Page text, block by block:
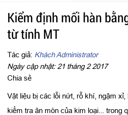
Kiểm định mối hàn
từ tính MT
Tác giả: Khách Administrator
Ngày cập nhật: 21 tháng 2 2017
Chia sẻ
Vật liệu bị các lỗi nứt, rỗ khí, ngậm xỉ,
kiểm tra ăn mòn của kim loại... trong